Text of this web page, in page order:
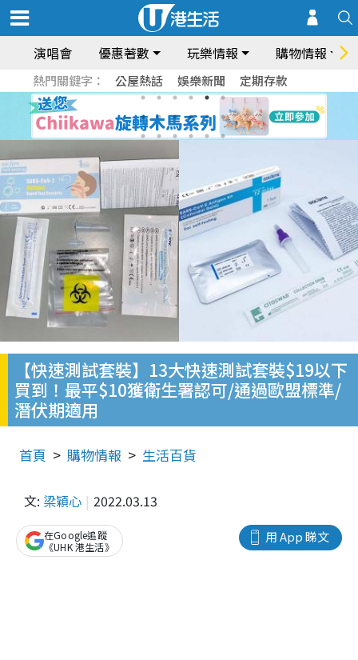
演唱會 優惠著數 玩樂情報 購物情報
熱門關鍵字： 公屋熱話 娛樂新聞 定期存款
【快速測試套裝】13大快速測試套裝$19以下
買到！最平$10獲衛生署認可/通過歐盟標準/
潛伏期適用
首頁 購物情報 生活百貨
文: 梁穎心 2022.03.13
用 App 睇文
在Google追蹤
《UHK 港生活》